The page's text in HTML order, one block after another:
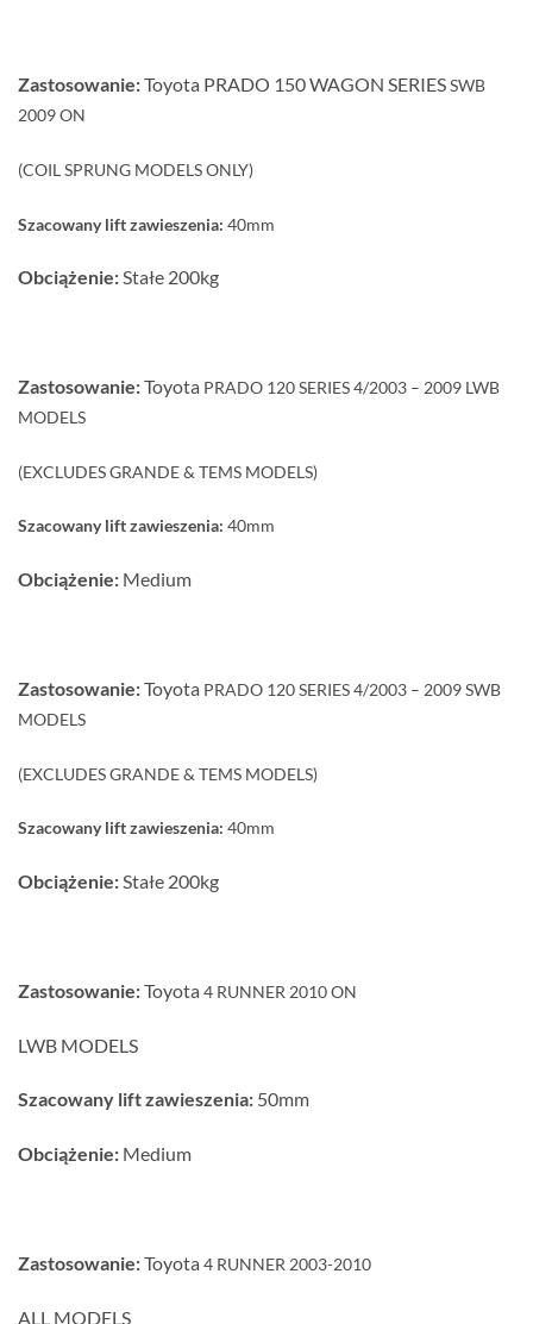
Zastosowanie:Toyota PRADO 150 WAGON SERIESSWB
2009 ON
(COIL SPRUNG MODELS ONLY)
Szacowany lift zawieszenia: 40mm
Obciążenie:Stałe 200kg
Zastosowanie:Toyota PRADO 120 SERIES 4/2003 – 2009 LWB
MODELS
(EXCLUDES GRANDE & TEMS MODELS)
Szacowany lift zawieszenia: 40mm
Obciążenie: Medium
Zastosowanie:Toyota PRADO 120 SERIES 4/2003 – 2009 SWB
MODELS
(EXCLUDES GRANDE & TEMS MODELS)
Szacowany lift zawieszenia: 40mm
Obciążenie:Stałe 200kg
Zastosowanie:Toyota 4 RUNNER 2010 ON
LWB MODELS
Szacowany lift zawieszenia: 50mm
Obciążenie: Medium
Zastosowanie:Toyota 4 RUNNER 2003-2010
ALL MODELS